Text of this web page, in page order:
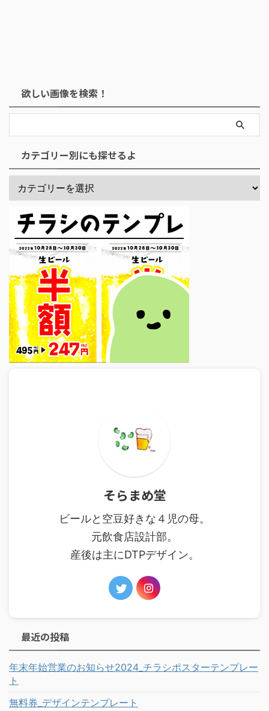
欲しい画像を検索！
カテゴリー別にも探せるよ
そらまめ堂
ビールと空豆好きな４児の母。
元飲食店設計部。
産後は主にDTPデザイン。
最近の投稿
年末年始営業のお知らせ2024_チラシポスターテンプレー
ト
無料券_デザインテンプレート